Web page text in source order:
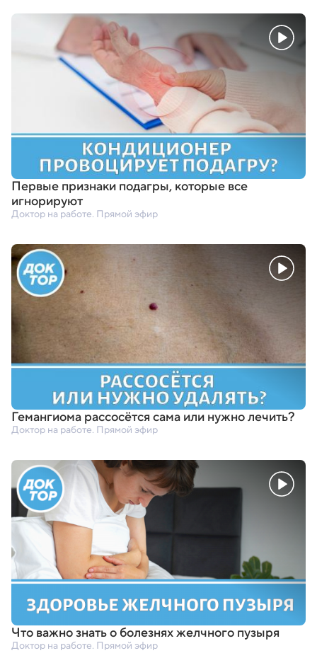
Первые признаки подагры,которые все
игнорируют
Доктор на работе. Прямой эфир
Гемангиома рассосётся сама или нужно лечить?
Доктор на работе. Прямой эфир
Что важно знать о болезнях желчного пузыря
Доктор на работе. Прямой эфир